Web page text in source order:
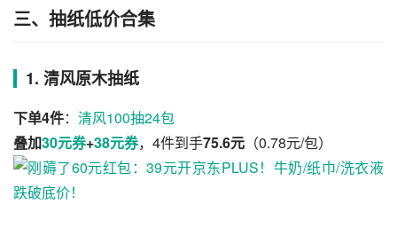
三、抽纸低价合集
1. 清风原木抽纸
下单4件： 清风100抽24包
叠加30元券+38元券，4件到手75.6元 （0.78元/包）